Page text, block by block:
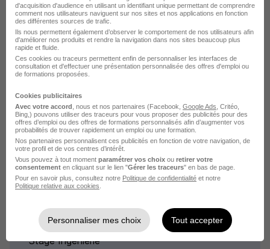
Stage en Géométrie pour Élèves de 3E -
2Nd H/F
Employeur à découvrir sur stage-destination-cap-btp.fr
Cette offre n’est plus disponible depuis le 11/06/26
Emplois & formations
Stage Ingénieur géomètre
Stage Ingénierie
d'acquisition d'audience en utilisant un identifiant unique permettant de comprendre
comment nos utilisateurs naviguent sur nos sites et nos applications en fonction
des différentes sources de trafic.
Ils nous permettent également d’observer le comportement de nos utilisateurs afin
d'améliorer nos produits et rendre la navigation dans nos sites beaucoup plus
rapide et fluide.
Ces cookies ou traceurs permettent enfin de personnaliser les interfaces de
consultation et d'effectuer une présentation personnalisée des offres d'emploi ou
de formations proposées.
Cookies publicitaires
Avec votre accord , nous et nos partenaires (Facebook, Google Ads , Critéo,
Bing,) pouvons utiliser des traceurs pour vous proposer des publicités pour des
offres d’emploi ou des offres de formations personnalisés afin d’augmenter vos
probabilités de trouver rapidement un emploi ou une formation.
Nos partenaires personnalisent ces publicités en fonction de votre navigation, de
votre profil et de vos centres d’intérêt.
Vous pouvez à tout moment paramétrer vos choix ou retirer votre
consentement en cliquant sur le lien "Gérer les traceurs" en bas de page.
Pour en savoir plus, consultez notre Politique de confidentialité et notre
Politique relative aux cookies
Personnaliser mes choix Tout accepter